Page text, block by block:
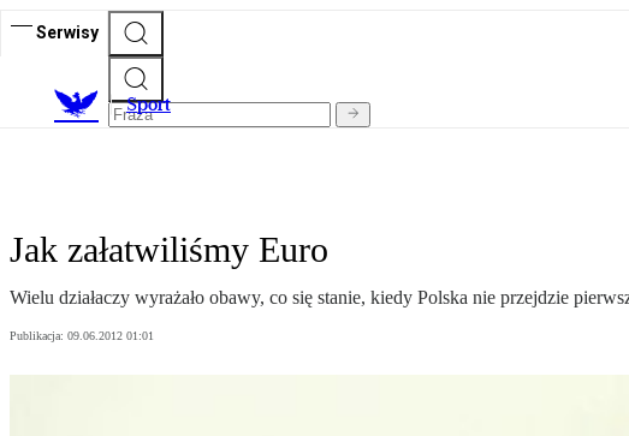
Serwisy
Sport
Jak załatwiliśmy Euro
Wielu działaczy wyrażało obawy, co się stanie, kiedy Polska nie przejdzie
Publikacja: 09.06.2012 01:01